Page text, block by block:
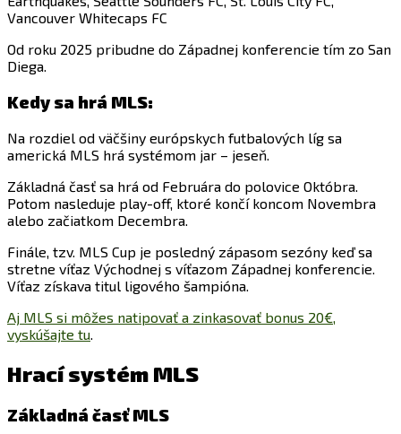
Vancouver Whitecaps FC
Od roku 2025 pribudne do Západnej konferencie tím zo San
Diega.
Kedy sa hrá MLS:
Na rozdiel od väčšiny európskych futbalových líg sa
americká MLS hrá systémom jar – jeseň.
Základná časť sa hrá od Februára do polovice Októbra.
Potom nasleduje play-off, ktoré končí koncom Novembra
alebo začiatkom Decembra.
Finále, tzv. MLS Cup je posledný zápasom sezóny keď sa
stretne víťaz Východnej s víťazom Západnej konferencie.
Víťaz získava titul ligového šampióna.
Aj MLS si môžes natipovať a zinkasovať bonus 20€,
vyskúšajte tu
Hrací systém MLS
Základná časť MLS